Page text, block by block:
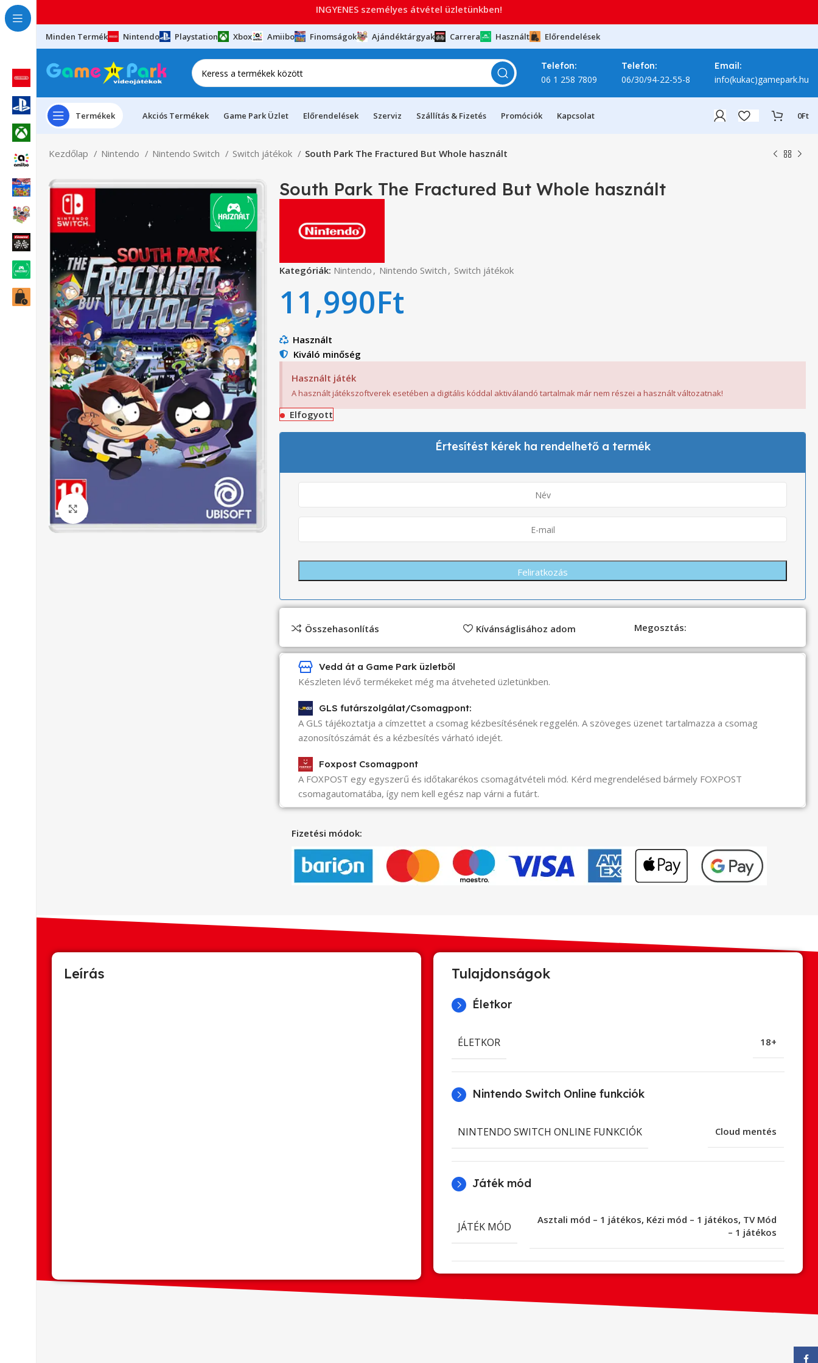
Minden Termék Nintendo Playstation Xbox Amiibo Finomságok Ajándéktárgyak Carrera Használt Előrendelések
Telefon:
06 1 258 7809
Telefon:
06/30/94-22-55-8
Email:
info(kukac)gamepark.hu
Termékek Akciós Termékek Game Park Üzlet Előrendelések Szerviz Szállítás & Fizetés Promóciók Kapcsolat 0Ft
Kezdőlap Nintendo Nintendo Switch Switch játékok South Park The Fractured But Whole használt
South Park The Fractured But Whole használt
Kategóriák: Nintendo , Nintendo Switch , Switch játékok
11,990Ft
Használt
Kiváló minőség
Használt játék
A használt játékszoftverek esetében a digitális kóddal aktiválandó tartalmak már nem részei a használt változatnak!
Elfogyott
Értesítést kérek ha rendelhető a termék
Összehasonlítás Kívánságlisához adom Megosztás:
Vedd át a Game Park üzletből
Készleten lévő termékeket még ma átveheted üzletünkben.
GLS futárszolgálat/Csomagpont:
A GLS tájékoztatja a címzettet a csomag kézbesítésének reggelén. A szöveges üzenet tartalmazza a csomag
azonosítószámát és a kézbesítés várható idejét.
Foxpost Csomagpont
A FOXPOST egy egyszerű és időtakarékos csomagátvételi mód. Kérd megrendelésed bármely FOXPOST
csomagautomatába, így nem kell egész nap várni a futárt.
Fizetési módok:
Leírás Tulajdonságok
Életkor
ÉLETKOR 18+
Nintendo Switch Online funkciók
NINTENDO SWITCH ONLINE FUNKCIÓK Cloud mentés
Játék mód
JÁTÉK MÓD
Asztali mód – 1 játékos, Kézi mód – 1 játékos, TV Mód
– 1 játékos
INGYENES személyes átvétel üzletünkben!